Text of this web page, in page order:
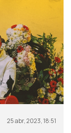
25 abr, 2023, 18:51